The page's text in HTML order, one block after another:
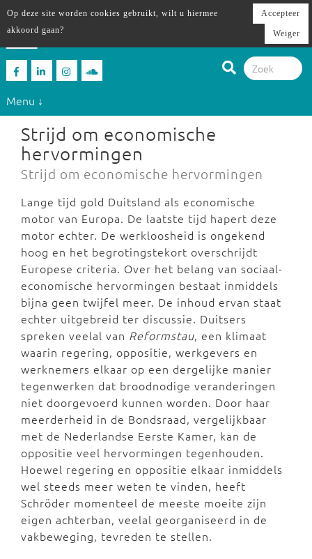
Menu ↓
Strijd om economische
hervormingen
Strijd om economische hervormingen
Lange tijd gold Duitsland als economische
motor van Europa. De laatste tijd hapert deze
motor echter. De werkloosheid is ongekend
hoog en het begrotingstekort overschrijdt
Europese criteria. Over het belang van sociaal-
economische hervormingen bestaat inmiddels
bijna geen twijfel meer. De inhoud ervan staat
echter uitgebreid ter discussie. Duitsers
spreken veelal van Reformstau, een klimaat
waarin regering, oppositie, werkgevers en
werknemers elkaar op een dergelijke manier
tegenwerken dat broodnodige veranderingen
niet doorgevoerd kunnen worden. Door haar
meerderheid in de Bondsraad, vergelijkbaar
met de Nederlandse Eerste Kamer, kan de
oppositie veel hervormingen tegenhouden.
Hoewel regering en oppositie elkaar inmiddels
wel steeds meer weten te vinden, heeft
Schröder momenteel de meeste moeite zijn
eigen achterban, veelal georganiseerd in de
vakbeweging, tevreden te stellen.
Op deze site worden cookies gebruikt, wilt u hiermee
akkoord gaan?
Accepteer
Weiger